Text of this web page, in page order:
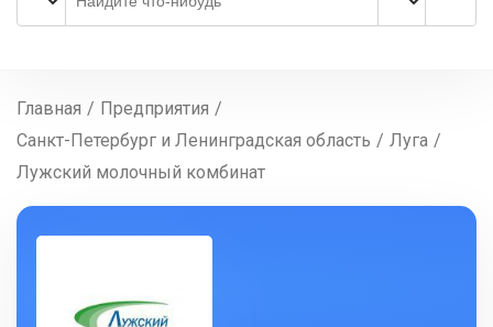
Главная / Предприятия /
Санкт-Петербург и Ленинградская область / Луга /
Лужский молочный комбинат